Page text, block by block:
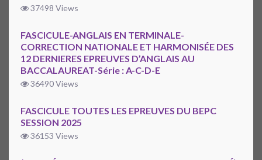
37498 Views
FASCICULE-ANGLAIS EN TERMINALE-
CORRECTION NATIONALE ET HARMONISÉE DES
12 DERNIERES EPREUVES D’ANGLAIS AU
BACCALAUREAT-Série : A-C-D-E
36490 Views
FASCICULE TOUTES LES EPREUVES DU BEPC
SESSION 2025
36153 Views